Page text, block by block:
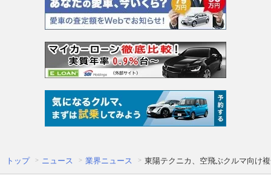
トップ ニュース 業界ニュース 東陽テクニカ、空飛ぶクルマ向け